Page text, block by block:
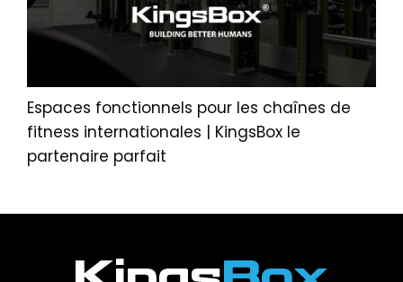
Espaces fonctionnels pour les chaînes de
fitness internationales | KingsBox le
partenaire parfait